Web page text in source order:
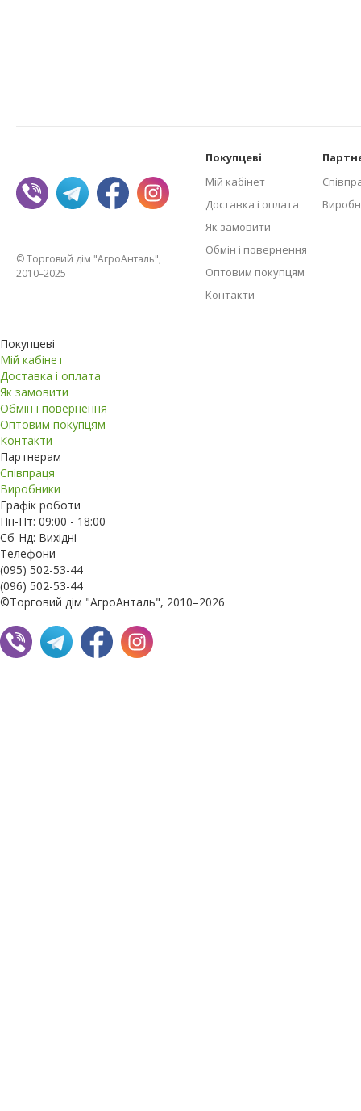
© Торговий дім "АгроАнталь",
2010–2025
Покупцеві
Мій кабінет
Доставка і оплата
Як замовити
Обмін і повернення
Оптовим покупцям
Контакти
Покупцеві
Мій кабінет
Доставка і оплата
Як замовити
Обмін і повернення
Оптовим покупцям
Контакти
Партнерам
Співпраця
Виробники
Графік роботи
Пн-Пт: 09:00 - 18:00
Сб-Нд: Вихідні
Телефони
(095) 502-53-44
(096) 502-53-44
©Торговий дім "АгроАнталь", 2010–2026